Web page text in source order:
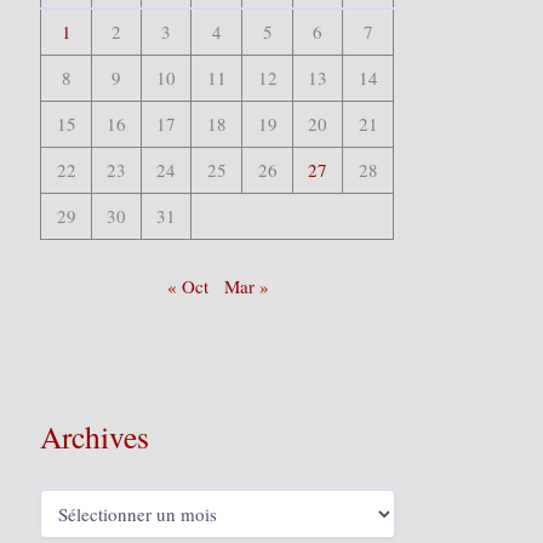
1 2 3 4 5 6
7
8
9 10 11 12 13
14
15
16 17 18 19 20
21
22
23 24 25 26 27
28
29
30 31
« Oct Mar »
Archives